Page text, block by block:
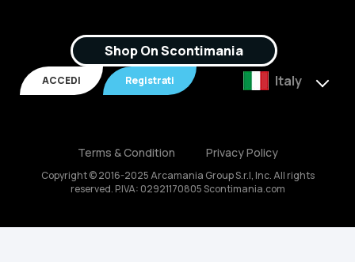
Shop On Scontimania
ACCEDI Registrati Italy
Copyright © 2016-2025 Arcamania Group S.r.l, Inc. All rights
reserved. P.IVA: 02921170805 Scontimania.com
Terms & Condition Privacy Policy